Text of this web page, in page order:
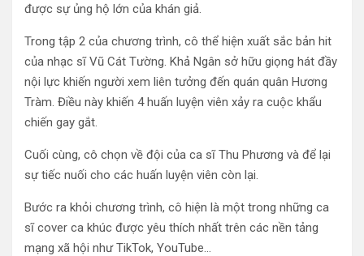
được sự ủng hộ lớn của khán giả.
Trong tập 2 của chương trình, cô thể hiện xuất sắc bản hit
của nhạc sĩ Vũ Cát Tường. Khả Ngân sở hữu giọng hát đầy
nội lực khiến người xem liên tưởng đến quán quân Hương
Tràm. Điều này khiến 4 huấn luyện viên xảy ra cuộc khẩu
chiến gay gắt.
Cuối cùng, cô chọn về đội của ca sĩ Thu Phương và để lại
sự tiếc nuối cho các huấn luyện viên còn lại.
Bước ra khỏi chương trình, cô hiện là một trong những ca
sĩ cover ca khúc được yêu thích nhất trên các nền tảng
mạng xã hội như TikTok, YouTube…